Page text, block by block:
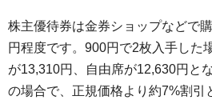
株主優待券は金券ショップなどで
円程度です。900円で2枚入手した
が13,310円、自由席が12,630円と
の場合で、正規価格より約7%割引